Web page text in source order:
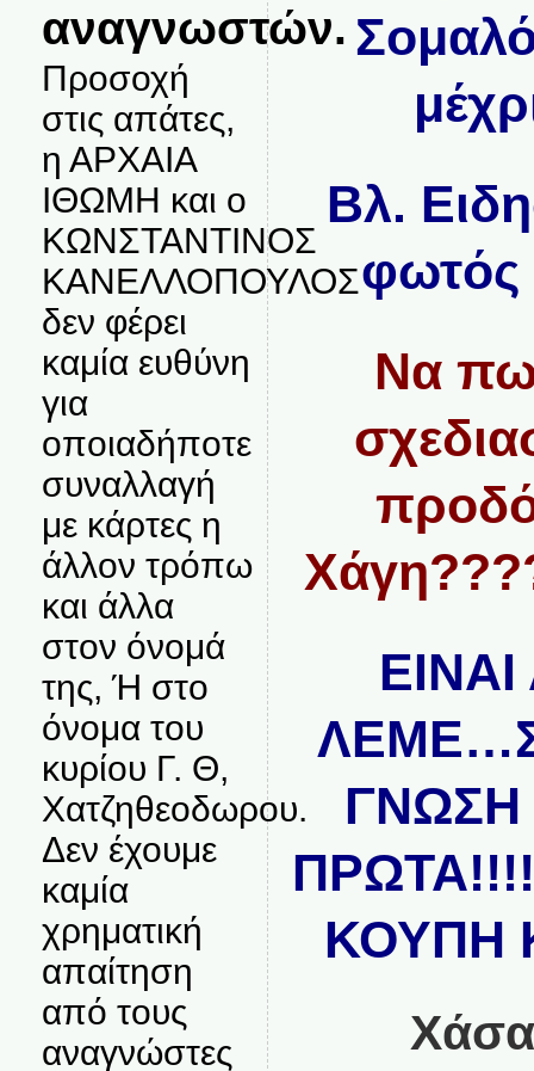
αναγνωστών.
Προσοχή
στις απάτες,
η ΑΡΧΑΙΑ
ΙΘΩΜΗ και ο
ΚΩΝΣΤΑΝΤΙΝΟΣ
ΚΑΝΕΛΛΟΠΟΥΛΟΣ
δεν φέρει
καμία ευθύνη
για
οποιαδήποτε
συναλλαγή
με κάρτες η
άλλον τρόπω
και άλλα
στον όνομά
της, Ή στο
όνομα του
κυρίου Γ. Θ,
Χατζηθεοδωρου.
Δεν έχουμε
καμία
χρηματική
απαίτηση
από τους
αναγνώστες
Βλ.
Να
ΓΝΩΣΗ
ΚΟΥΠΗ